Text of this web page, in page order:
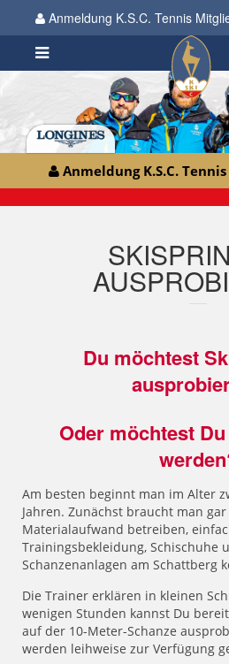
Anmeldung K.S.C. Tennis
Anmeldung K.S.C.
Du möchtest
Oder möchtest
Am besten beginnt man im Alter
Jahren. Zunächst braucht man
Materialaufwand betreiben,
Trainingsbekleidung, Schischuhe
Schanzenanlagen am Schattberg
Die Trainer erklären in kleinen
wenigen Stunden kannst Du
auf der 10-Meter-Schanze
werden leihweise zur Verfügung